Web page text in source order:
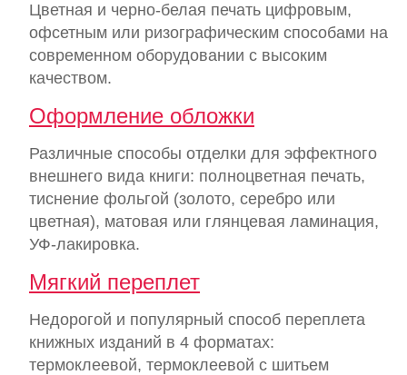
Цветная и черно-белая печать цифровым,
офсетным или ризографическим способами на
современном оборудовании с высоким
качеством.
Оформление обложки
Различные способы отделки для эффектного
внешнего вида книги: полноцветная печать,
тиснение фольгой (золото, серебро или
цветная), матовая или глянцевая ламинация,
УФ-лакировка.
Мягкий переплет
Недорогой и популярный способ переплета
книжных изданий в 4 форматах:
термоклеевой, термоклеевой с шитьем